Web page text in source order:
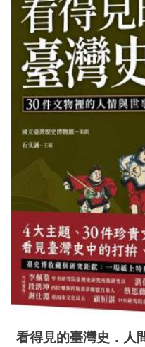
看得見的臺灣史．人